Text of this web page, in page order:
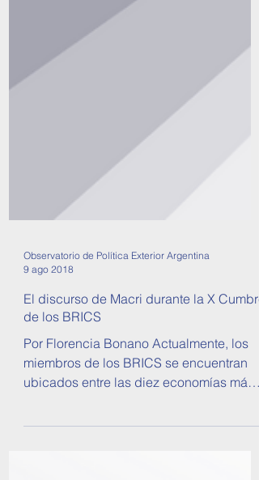
9 ago 2018
de los BRICS
Por Florencia Bonano Actualmente, los
miembros de los BRICS se encuentran
grandes del planeta,...